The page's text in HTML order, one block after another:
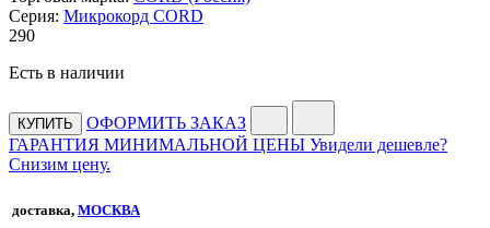
Серия: Микрокорд CORD
290
Есть в наличии
КУПИТЬ
ОФОРМИТЬ ЗАКАЗ
ГАРАНТИЯ МИНИМАЛЬНОЙ ЦЕНЫ Увидели дешевле?
Снизим цену.
доставка, МОСКВА